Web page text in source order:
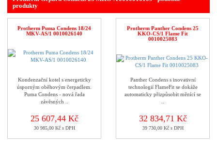
produkty
Protherm Puma Condens 18/24
MKV-AS/1 0010026140
Kondenzační kotel s energeticky
úsporným oběhovým čerpadlem.
Puma Condens - nová řada
závěsných ..
25 607,44 Kč
30 985,00 Kč s DPH
Protherm Panther Condens 25
KKO-CS/1 Flame Fit
0010025083
Panther Condens s inovativní
technologií FlameFit se dokáže
automaticky přizpůsobit měnící se
32 834,71 Kč
39 730,00 Kč s DPH